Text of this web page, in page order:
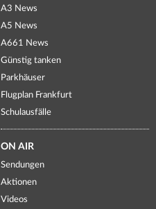
A3 News
A5 News
A661 News
Günstig tanken
Parkhäuser
Flugplan Frankfurt
Schulausfälle
ON AIR
Sendungen
Aktionen
Videos